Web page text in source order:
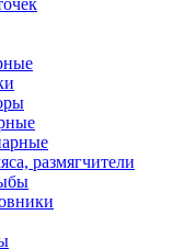
размягчители